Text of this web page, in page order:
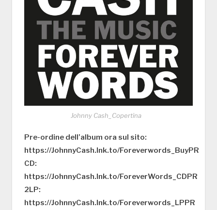
Johnny Cash_Copertina
Pre-ordine dell’album ora sul sito:
https://JohnnyCash.lnk.to/Foreverwords_BuyPR
CD:
https://JohnnyCash.lnk.to/ForeverWords_CDPR
2LP:
https://JohnnyCash.lnk.to/Foreverwords_LPPR